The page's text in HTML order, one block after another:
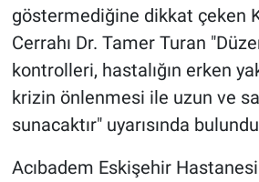
göstermediğine dikkat çeken
Cerrahı Dr. Tamer Turan
kontrolleri, hastalığın erken
krizin önlenmesi ile uzun ve
sunacaktır" uyarısında
Acıbadem Eskişehir